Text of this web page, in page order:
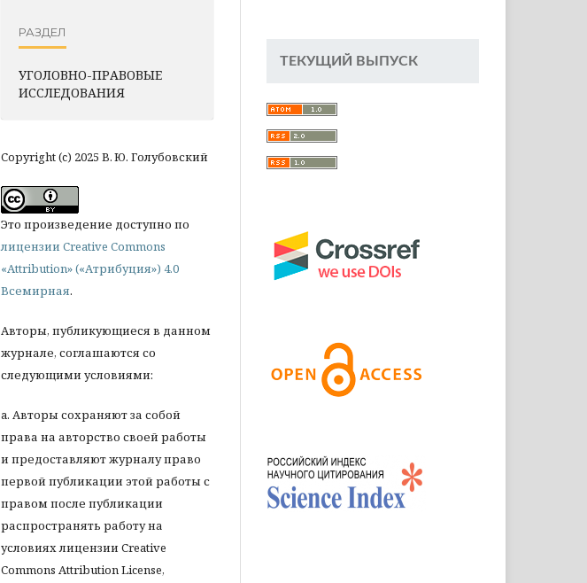
РАЗДЕЛ
УГОЛОВНО-ПРАВОВЫЕ
ИССЛЕДОВАНИЯ
Copyright (c) 2025 В. Ю. Голубовский
Это произведение доступно по
лицензии Creative Commons
«Attribution» («Атрибуция») 4.0
Всемирная.
Авторы, публикующиеся в данном
журнале, соглашаются со
следующими условиями:
a. Авторы сохраняют за собой
права на авторство своей работы
и предоставляют журналу право
первой публикации этой работы с
правом после публикации
распространять работу на
условиях лицензии Creative
Commons Attribution License,
ТЕКУЩИЙ ВЫПУСК